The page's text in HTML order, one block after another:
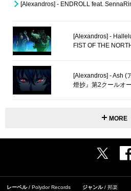
[Alexandros] - ENDROLL feat.
[Alexandros] -
FIST OF THE
[Alexandros] - Ash (
燈抄』第2クールオ
MORE
レーベル Polydor Records ジャンル 邦楽